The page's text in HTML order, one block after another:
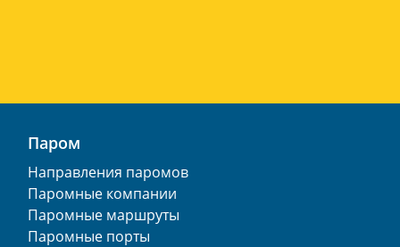
Паром
Направления паромов
Паромные компании
Паромные маршруты
Паромные порты